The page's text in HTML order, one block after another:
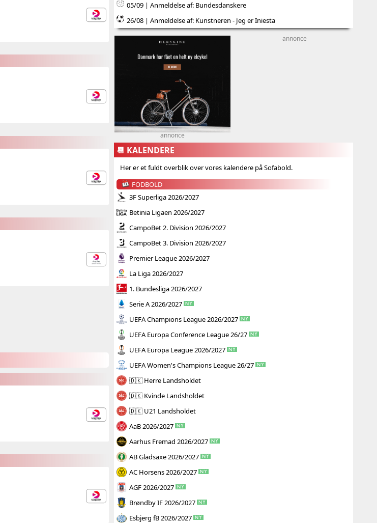
05/09 | Anmeldelse af: Bundesdanskere
26/08 | Anmeldelse af: Kunstneren - Jeg er Iniesta
annonce
annonce
📆 KALENDERE
Her er et fuldt overblik over vores kalendere på Sofabold.
FODBOLD
3F Superliga 2026/2027
Betinia Ligaen 2026/2027
CampoBet 2. Division 2026/2027
CampoBet 3. Division 2026/2027
Premier League 2026/2027
La Liga 2026/2027
1. Bundesliga 2026/2027
Serie A 2026/2027
UEFA Champions League 2026/2027
UEFA Europa Conference League 26/27
UEFA Europa League 2026/2027
UEFA Women's Champions League 26/27
🇩🇰 Herre Landsholdet
🇩🇰 Kvinde Landsholdet
🇩🇰 U21 Landsholdet
AaB 2026/2027
Aarhus Fremad 2026/2027
AB Gladsaxe 2026/2027
AC Horsens 2026/2027
AGF 2026/2027
Brøndby IF 2026/2027
Esbjerg fB 2026/2027